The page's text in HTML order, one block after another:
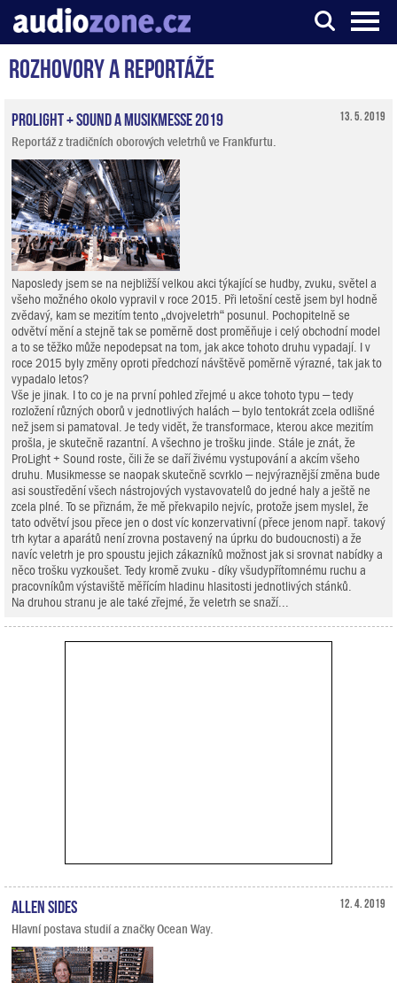
Server o digitálním zpracování zvuku
Rozhovory a reportáže
13. 5. 2019
ProLight + Sound a Musikmesse 2019
Reportáž z tradičních oborových veletrhů ve Frankfurtu.
Naposledy jsem se na nejbližší velkou akci týkající se hudby, zvuku, světel a
všeho možného okolo vypravil v roce 2015. Při letošní cestě jsem byl hodně
zvědavý, kam se mezitím tento „dvojveletrh“ posunul. Pochopitelně se
odvětví mění a stejně tak se poměrně dost proměňuje i celý obchodní model
a to se těžko může nepodepsat na tom, jak akce tohoto druhu vypadají. I v
roce 2015 byly změny oproti předchozí návštěvě poměrně výrazné, tak jak to
vypadalo letos?
Vše je jinak. I to co je na první pohled zřejmé u akce tohoto typu – tedy
rozložení různých oborů v jednotlivých halách – bylo tentokrát zcela odlišné
než jsem si pamatoval. Je tedy vidět, že transformace, kterou akce mezitím
prošla, je skutečně razantní. A všechno je trošku jinde. Stále je znát, že
ProLight + Sound roste, čili že se daří živému vystupování a akcím všeho
druhu. Musikmesse se naopak skutečně scvrklo – nejvýraznější změna bude
asi soustředění všech nástrojových vystavovatelů do jedné haly a ještě ne
zcela plné. To se přiznám, že mě překvapilo nejvíc, protože jsem myslel, že
tato odvětví jsou přece jen o dost víc konzervativní (přece jenom např. takový
trh kytar a aparátů není zrovna postavený na úprku do budoucnosti) a že
navíc veletrh je pro spoustu jejich zákazníků možnost jak si srovnat nabídky a
něco trošku vyzkoušet. Tedy kromě zvuku - díky všudypřítomnému ruchu a
pracovníkům výstaviště měřícím hladinu hlasitosti jednotlivých stánků.
Na druhou stranu je ale také zřejmé, že veletrh se snaží...
12. 4. 2019
Allen Sides
Hlavní postava studií a značky Ocean Way.